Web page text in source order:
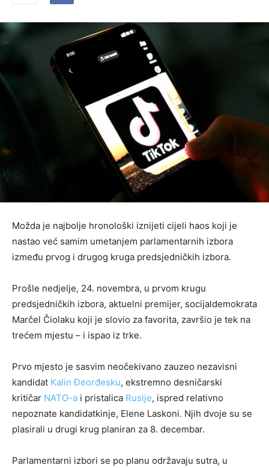
Možda je najbolje hronološki iznijeti cijeli haos koji je
nastao već samim umetanjem parlamentarnih izbora
između prvog i drugog kruga predsjedničkih izbora.
Prošle nedjelje, 24. novembra, u prvom krugu
predsjedničkih izbora, aktuelni premijer, socijaldemokrata
Marčel Čiolaku koji je slovio za favorita, završio je tek na
trećem mjestu – i ispao iz trke.
Prvo mjesto je sasvim neočekivano zauzeo nezavisni
kandidat Kalin Đeorđesku, ekstremno desničarski
kritičar NATO-a i pristalica Rusije, ispred relativno
nepoznate kandidatkinje, Elene Laskoni. Njih dvoje su se
plasirali u drugi krug planiran za 8. decembar.
Parlamentarni izbori se po planu održavaju sutra, u